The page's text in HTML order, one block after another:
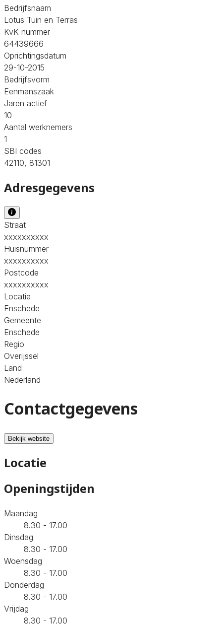
Bedrijfsnaam
Lotus Tuin en Terras
KvK nummer
64439666
Oprichtingsdatum
29-10-2015
Bedrijfsvorm
Eenmanszaak
Jaren actief
10
Aantal werknemers
1
SBI codes
42110, 81301
Adresgegevens
Straat
xxxxxxxxxx
Huisnummer
xxxxxxxxxx
Postcode
xxxxxxxxxx
Locatie
Enschede
Gemeente
Enschede
Regio
Overijssel
Land
Nederland
Contactgegevens
Bekijk website
Locatie
Openingstijden
Maandag
8.30 - 17.00
Dinsdag
8.30 - 17.00
Woensdag
8.30 - 17.00
Donderdag
8.30 - 17.00
Vrijdag
8.30 - 17.00